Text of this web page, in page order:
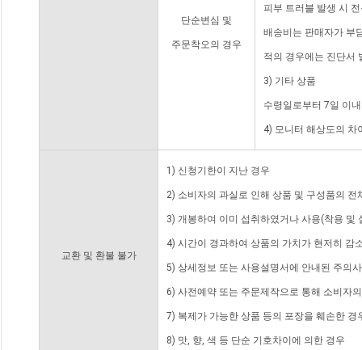
단순변심 및
주문착오의 경우
피부 트러블 발생 시
배송비는 판매자가 부
적의 경우에는 진단서
3) 기타 상품
수령일로부터 7일 이
4) 모니터 해상도의 차
교환 및 환불 불가
1) 신청기한이 지난 경우
2) 소비자의 과실로 인해 상품 및 구성품의
3) 개봉하여 이미 섭취하였거나 사용(착용 및
4) 시간이 경과하여 상품의 가치가 현저히 감
5) 상세정보 또는 사용설명서에 안내된 주의
6) 사전예약 또는 주문제작으로 통해 소비자
7) 복제가 가능한 상품 등의 포장을 훼손한 경
8) 맛, 향, 색 등 단순 기호차이에 의한 경우